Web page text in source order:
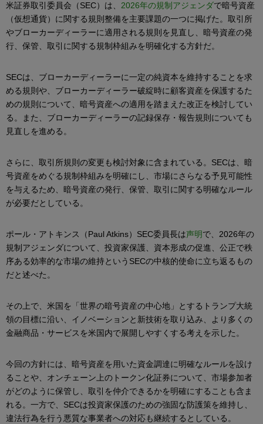
米証券取引委員会（SEC）は、 2026年の規制アジェンダで暗号資産
（仮想通貨）に関する規則整備を主要課題の一つに掲げた。取引所
やブローカーディーラーに適用される規則を見直し、暗号資産の発
行、保管、取引に関する規制枠組みを明確化する方針だ。
SECは、ブローカーディーラーに一定の純資本を維持することを求
める規則や、ブローカーディーラー破綻時に顧客資産を保護するた
めの規則について、暗号資産への適用を踏まえた改正を検討してい
る。また、ブローカーディーラーの記録保存・報告規則についても
見直しを進める。
さらに、取引所規則の変更も検討対象に含まれている。SECは、暗
号資産をめぐる規制枠組みを明確にし、市場にさらなる予見可能性
を与えるため、暗号資産の発行、保管、取引に関する明確なルール
が必要だとしている。
ポール・アトキンス（Paul Atkins）SEC委員長は声明で、2026年の
規制アジェンダについて、投資家保護、資本形成の促進、公正で秩
序ある効率的な市場の維持というSECの中核的使命に立ち返るもの
だと述べた。
その上で、米国を「世界の暗号資産の中心地」とするトランプ大統
領の目標に沿い、イノベーションと新技術を取り込み、より多くの
金融商品・サービスを米国内で展開しやすくする考えを示した。
今回の方針には、暗号資産を用いた資金調達に明確なルールを設け
ることや、オンチェーン上のトークン化証券について、市場参加者
がどのように保管し、取引を仲介できるかを明確にすることも含ま
れる。一方で、SECは投資家保護のための強固な防護策を維持し、
違法行為を行う悪質な事業者への対応も継続するとしている。